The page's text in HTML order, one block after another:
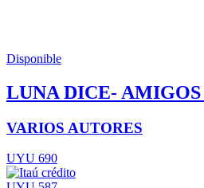
Disponible
LUNA DICE-
VARIOS AUTORES
UYU 690